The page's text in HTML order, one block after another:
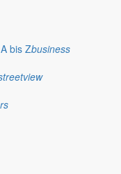
bis Zbusiness